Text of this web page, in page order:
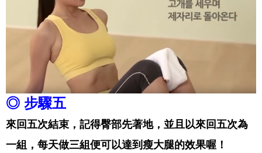
◎ 步驟五
來回五次結束，記得臀部先著地，並且以來回五次為
一組，每天做三組便可以達到瘦大腿的效果喔！